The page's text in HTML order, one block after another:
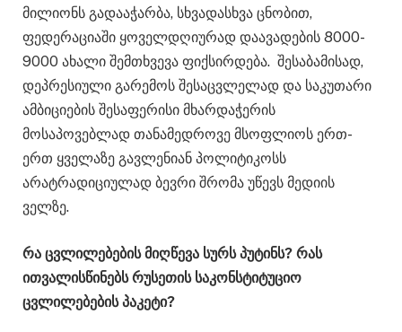
მილიონს გადააჭარბა, სხვადასხვა ცნობით,
ფედერაციაში ყოველდღიურად დაავადების 8000-
9000 ახალი შემთხვევა ფიქსირდება. შესაბამისად,
დეპრესიული გარემოს შესაცვლელად და საკუთარი
ამბიციების შესაფერისი მხარდაჭერის
მოსაპოვებლად თანამედროვე მსოფლიოს ერთ-
ერთ ყველაზე გავლენიან პოლიტიკოსს
არატრადიციულად ბევრი შრომა უწევს მედიის
ველზე.
რა ცვლილებების მიღწევა სურს პუტინს? რას
ითვალისწინებს რუსეთის საკონსტიტუციო
ცვლილებების პაკეტი?